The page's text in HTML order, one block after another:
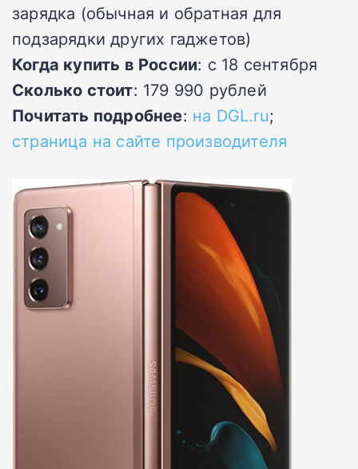
зарядка (обычная и обратная для
подзарядки других гаджетов)
Когда купить в России: c 18 сентября
Сколько стоит: 179 990 рублей
Почитать подробнее: на DGL.ru;
страница на сайте производителя